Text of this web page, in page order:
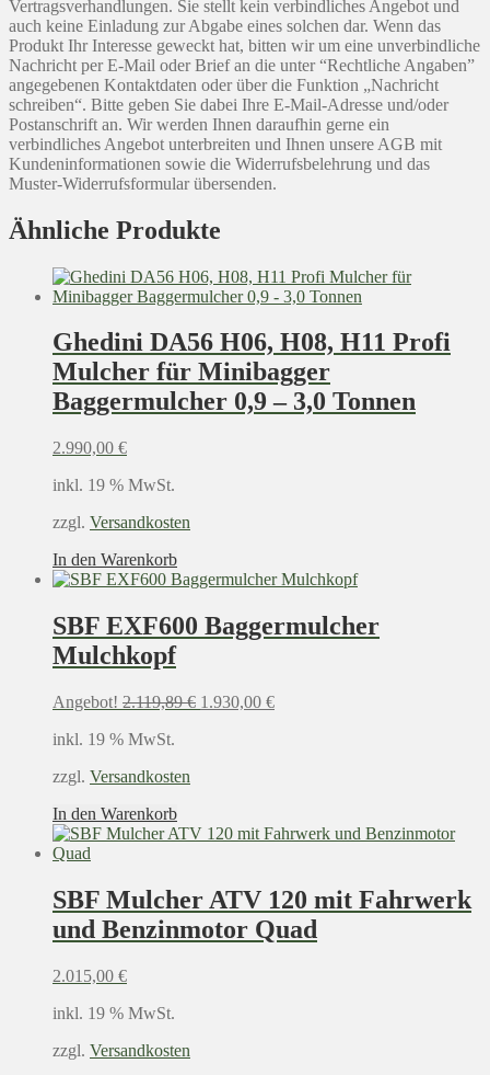
Vertragsverhandlungen. Sie stellt kein verbindliches Angebot und
auch keine Einladung zur Abgabe eines solchen dar. Wenn das
Produkt Ihr Interesse geweckt hat, bitten wir um eine unverbindliche
Nachricht per E-Mail oder Brief an die unter “Rechtliche Angaben”
angegebenen Kontaktdaten oder über die Funktion „Nachricht
schreiben“. Bitte geben Sie dabei Ihre E-Mail-Adresse und/oder
Postanschrift an. Wir werden Ihnen daraufhin gerne ein
verbindliches Angebot unterbreiten und Ihnen unsere AGB mit
Kundeninformationen sowie die Widerrufsbelehrung und das
Muster-Widerrufsformular übersenden.
Ähnliche Produkte
Ghedini DA56 H06, H08, H11 Profi
Mulcher für Minibagger
Baggermulcher 0,9 – 3,0 Tonnen
2.990,00 €
inkl. 19 % MwSt.
zzgl. Versandkosten
In den Warenkorb
SBF EXF600 Baggermulcher
Mulchkopf
Angebot! 2.119,89€ Ursprünglicher
1.930,00 €Aktueller
inkl. 19 % MwSt.
zzgl. Versandkosten
In den Warenkorb
SBF Mulcher ATV 120 mit Fahrwerk
und Benzinmotor Quad
2.015,00 €
inkl. 19 % MwSt.
zzgl. Versandkosten